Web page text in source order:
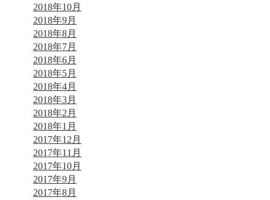
2018年10月
2018年9月
2018年8月
2018年7月
2018年6月
2018年5月
2018年4月
2018年3月
2018年2月
2018年1月
2017年12月
2017年11月
2017年10月
2017年9月
2017年8月